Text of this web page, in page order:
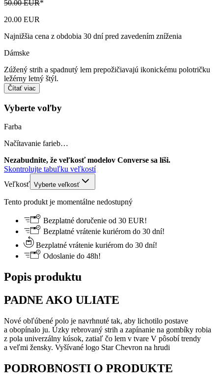
50.00 EUR*
20.00 EUR
Najnižšia cena z obdobia 30 dní pred zavedením zníženia
Dámske
Zúžený strih a spadnutý lem prepožičiavajú ikonickému polotričku
ležérny letný štýl.
Čítať viac
Vyberte voľby
Farba
Načítavanie farieb…
Nezabudnite, že veľkosť modelov Converse sa líši.
Skontrolujte tabuľku veľkostí
Veľkosť Vyberte veľkosť
Tento produkt je momentálne nedostupný
Bezplatné doručenie od 30 EUR!
Bezplatné vrátenie kuriérom do 30 dní!
Bezplatné vrátenie kuriérom do 30 dní!
Odoslanie do 48h!
Popis produktu
PADNE AKO ULIATE
Nové obľúbené polo je navrhnuté tak, aby lichotilo postave
a obopínalo ju. Úzky rebrovaný strih a zapínanie na gombíky robia
z pola univerzálny kúsok, zatiaľ čo lem v tvare V pôsobí trendy
a veľmi žensky. Vyšívané logo Star Chevron na hrudi
PODROBNOSTI O PRODUKTE